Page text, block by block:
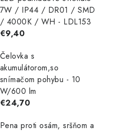
7W / IP44 / DR01 / SMD
/ 4000K / WH - LDL153
€9,40
Čelovka s
akumulátorom,so
snímačom pohybu - 10
W/600 lm
€24,70
Pena proti osám, sršňom a